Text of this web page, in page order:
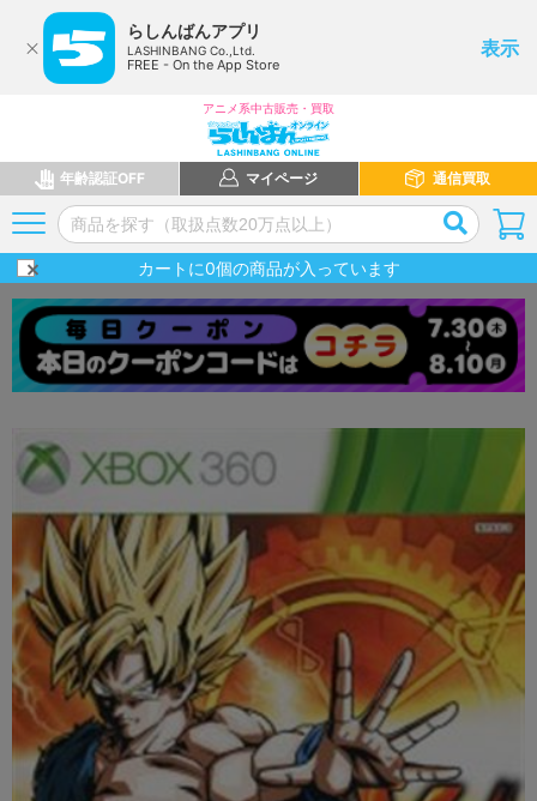
らしんばんアプリ
LASHINBANG Co.,Ltd.
FREE - On the App Store
表示
アニメ系中古販売・買取
年齢認証OFF マイページ 通信買取
カートに0個の商品が入っています